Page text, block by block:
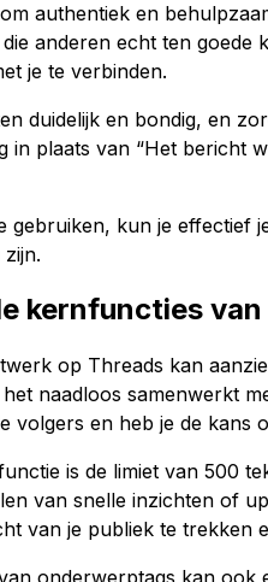
authentiek en
anderen echt ten goede
je te verbinden.
duidelijk en bondig, en
in plaats van “Het bericht
gebruiken, kun je effectief
kernfuncties
op Threads kan
naadloos samenwerkt
volgers en heb je de kans
is de limiet van 500
van snelle inzichten of
van je publiek te trekken